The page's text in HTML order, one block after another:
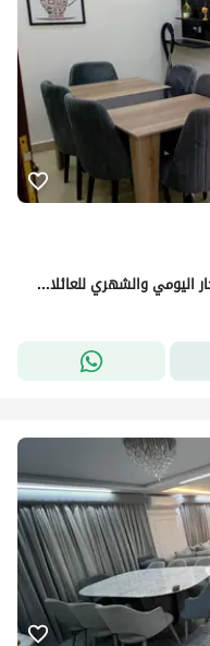
شقة فندقيه مفروشة تشطيب فندقي للايجار اليومي والشهري للعائلات للسكن الراقي والمميز